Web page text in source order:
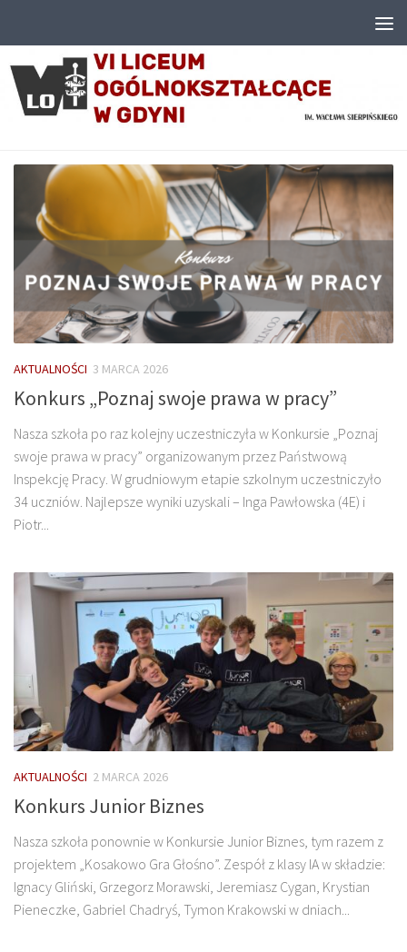
AKTUALNOŚCI 3 MARCA 2026
Konkurs „Poznaj swoje prawa w pracy”
Nasza szkoła po raz kolejny uczestniczyła w Konkursie „Poznaj
swoje prawa w pracy” organizowanym przez Państwową
Inspekcję Pracy. W grudniowym etapie szkolnym uczestniczyło
34 uczniów. Najlepsze wyniki uzyskali – Inga Pawłowska (4E) i
Piotr...
AKTUALNOŚCI 2 MARCA 2026
Konkurs Junior Biznes
Nasza szkoła ponownie w Konkursie Junior Biznes, tym razem z
projektem „Kosakowo Gra Głośno”. Zespół z klasy IA w składzie:
Ignacy Gliński, Grzegorz Morawski, Jeremiasz Cygan, Krystian
Pieneczke, Gabriel Chadryś, Tymon Krakowski w dniach...